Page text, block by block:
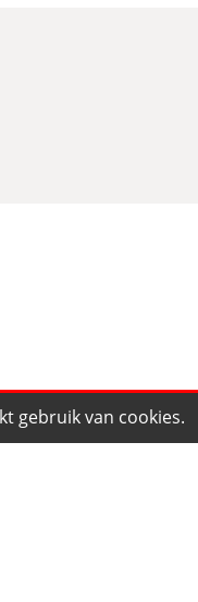
gebruik van cookies.